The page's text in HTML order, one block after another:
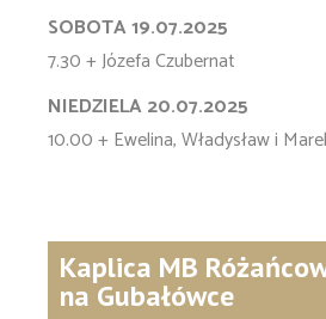
SOBOTA 19.07.2025
7.30 + Józefa Czubernat
NIEDZIELA 20.07.2025
10.00 + Ewelina, Władysław i
Kaplica MB
na Gubałówce